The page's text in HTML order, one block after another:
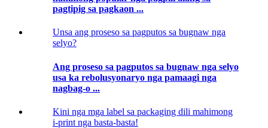
pagtipig sa pagkaon ...
Unsa ang proseso sa pagputos sa bugnaw nga
selyo?
Ang proseso sa pagputos sa bugnaw nga selyo
usa ka rebolusyonaryo nga pamaagi nga
nagbag-o ...
Kini nga mga label sa packaging dili mahimong
i-print nga basta-basta!